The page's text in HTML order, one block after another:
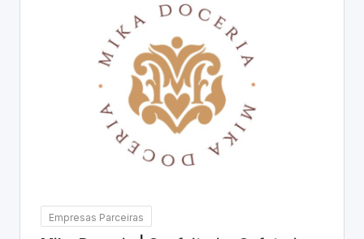
Empresas Parceiras